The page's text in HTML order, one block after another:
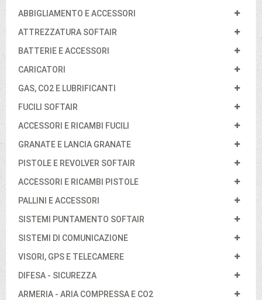
ABBIGLIAMENTO E ACCESSORI
ATTREZZATURA SOFTAIR
BATTERIE E ACCESSORI
CARICATORI
GAS, CO2 E LUBRIFICANTI
FUCILI SOFTAIR
ACCESSORI E RICAMBI FUCILI
GRANATE E LANCIA GRANATE
PISTOLE E REVOLVER SOFTAIR
ACCESSORI E RICAMBI PISTOLE
PALLINI E ACCESSORI
SISTEMI PUNTAMENTO SOFTAIR
SISTEMI DI COMUNICAZIONE
VISORI, GPS E TELECAMERE
DIFESA - SICUREZZA
ARMERIA - ARIA COMPRESSA E CO2